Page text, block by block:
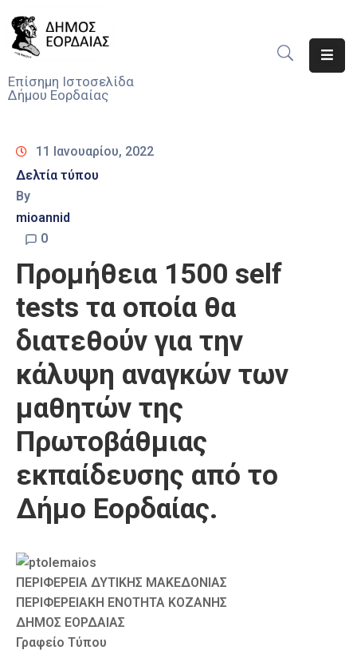
Επίσημη Ιστοσελίδα
Δήμου Εορδαίας
Νέα
Υπηρεσίες
Του
Δήμου
Προσκλήσεις
Αποφάσεις
Τηλέφωνα
Καιρός
11 Ιανουαρίου, 2022
Δελτία τύπου
By
mioannid
0
Προμήθεια 1500 self
tests τα οποία θα
διατεθούν για την
κάλυψη αναγκών των
μαθητών της
Πρωτοβάθμιας
εκπαίδευσης από το
Δήμο Εορδαίας.
ΠΕΡΙΦΕΡΕΙΑ ΔΥΤΙΚΗΣ ΜΑΚΕΔΟΝΙΑΣ
ΠΕΡΙΦΕΡΕΙΑΚΗ ΕΝΟΤΗΤΑ ΚΟΖΑΝΗΣ
ΔΗΜΟΣ ΕΟΡΔΑΙΑΣ
Γραφείο Τύπου